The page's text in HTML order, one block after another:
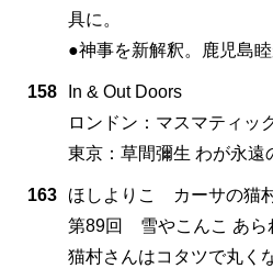
具に。
●神事を新解釈。鹿児島睦
158
In & Out Doors
ロンドン：マスマティッ
東京：草間彌生 わが永遠
163
ほしよりこ カーサの猫
第89回 雪やこんこ あら
猫村さんはコタツで丸く